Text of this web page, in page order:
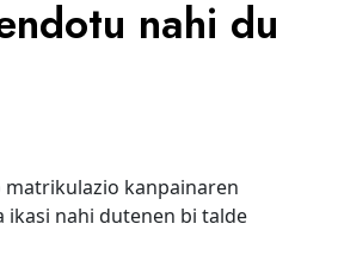
nahi du
kanpainaren
ikasi nahi dutenen bi talde